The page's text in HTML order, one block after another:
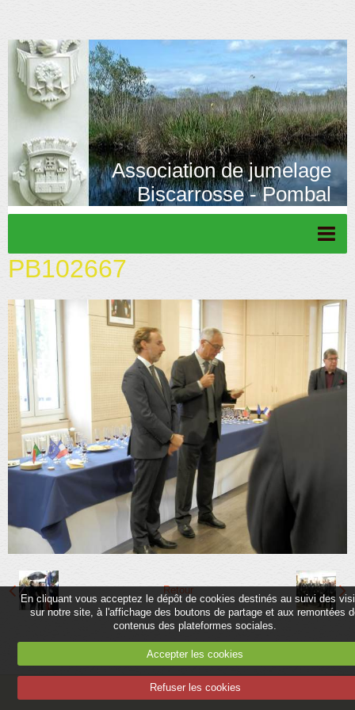
Association de jumelage
Biscarrosse - Pombal
Page d'accueil
Actu/News
Rétrospective
Partenaires
Association
Contact
Album
Adhérer
PB102667
Retour
Mentions légales
En cliquant vous acceptez le dépôt de cookies destinés au suivi des
sur notre site, à l'affichage des boutons de partage et aux remontées
contenus des plateformes sociales.
Accepter les cookies
Refuser les cookies